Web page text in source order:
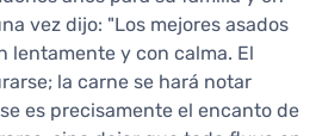
vez dijo: "Los mejores asados
lentamente y con calma. El
la carne se hará notar
es precisamente el encanto de